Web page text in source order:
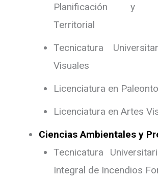
Planificación y
Territorial
Tecnicatura
Visuales
Licenciatura en
Licenciatura en Artes
Ciencias Ambientales y
Tecnicatura
Integral de Incendios